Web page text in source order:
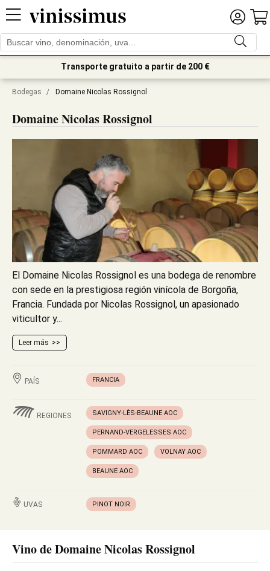
Transporte gratuito a partir de 200 €
Bodegas / Domaine Nicolas Rossignol
Domaine Nicolas Rossignol
El Domaine Nicolas Rossignol es una bodega de renombre
con sede en la prestigiosa región vinícola de Borgoña,
Francia. Fundada por Nicolas Rossignol, un apasionado
viticultor y...
Leer más
PAÍS FRANCIA
REGIONES SAVIGNY-LÈS-BEAUNE AOC
PERNAND-VERGELESSES AOC
POMMARD AOC VOLNAY AOC
BEAUNE AOC
UVAS PINOT NOIR
Vino de Domaine Nicolas Rossignol